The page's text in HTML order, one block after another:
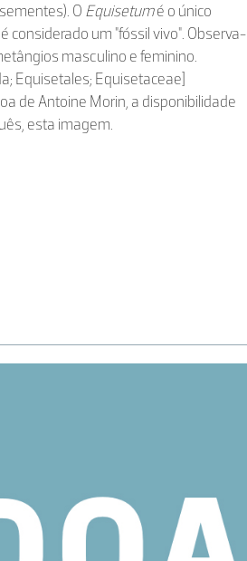
O Equisetumé o único
considerado um "fóssil vivo". Observa-
masculino e feminino.
Equisetales; Equisetaceae]
de Antoine Morin, a disponibilidade
esta imagem.